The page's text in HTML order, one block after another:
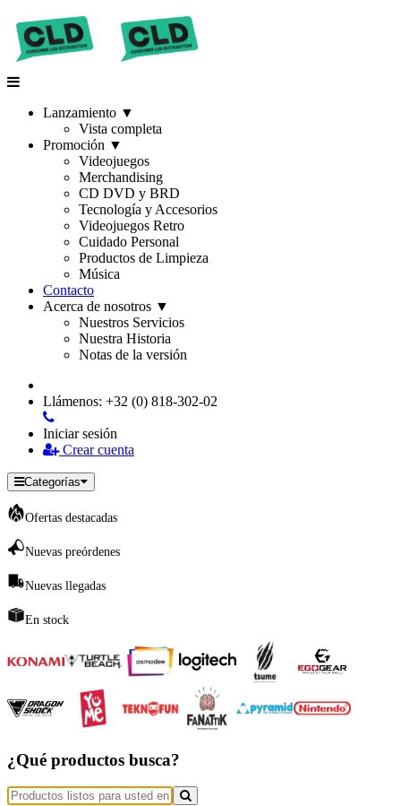
Lanzamiento ▼
Vista completa
Promoción ▼
Videojuegos
Merchandising
CD DVD y BRD
Tecnología y Accesorios
Videojuegos Retro
Cuidado Personal
Productos de Limpieza
Música
Contacto
Acerca de nosotros ▼
Nuestros Servicios
Nuestra Historia
Notas de la versión
Llámenos: +32 (0) 818-302-02
Iniciar sesión
Crear cuenta
Categorías
Ofertas destacadas
Nuevas preórdenes
Nuevas llegadas
En stock
¿Qué productos busca?